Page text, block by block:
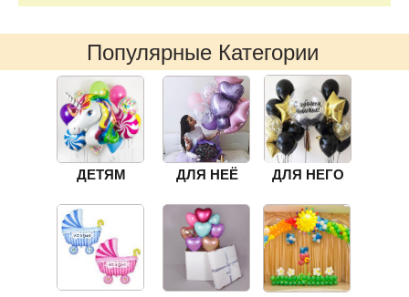
Популярные Категории
ДЛЯ НЕЁ ДЛЯ НЕГО
ДЕТЯМ